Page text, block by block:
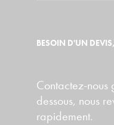
BESOIN D'UN
Contactez-
dessous, nous
rapidement.